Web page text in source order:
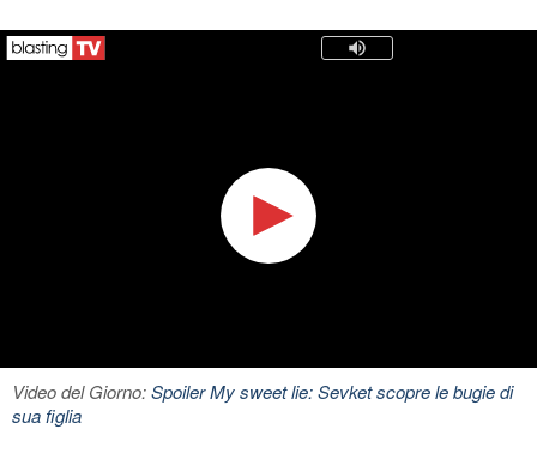
Video del Giorno:Spoiler My sweet lie: Sevket scopre le bugie di
sua figlia